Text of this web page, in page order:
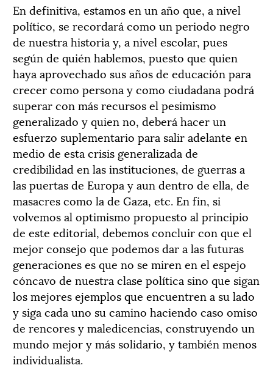
En definitiva, estamos en un año que, a nivel
político, se recordará como un periodo negro
de nuestra historia y, a nivel escolar, pues
según de quién hablemos, puesto que quien
haya aprovechado sus años de educación para
crecer como persona y como ciudadana podrá
superar con más recursos el pesimismo
generalizado y quien no, deberá hacer un
esfuerzo suplementario para salir adelante en
medio de esta crisis generalizada de
credibilidad en las instituciones, de guerras a
las puertas de Europa y aun dentro de ella, de
masacres como la de Gaza, etc. En fin, si
volvemos al optimismo propuesto al principio
de este editorial, debemos concluir con que el
mejor consejo que podemos dar a las futuras
generaciones es que no se miren en el espejo
cóncavo de nuestra clase política sino que sigan
los mejores ejemplos que encuentren a su lado
y siga cada uno su camino haciendo caso omiso
de rencores y maledicencias, construyendo un
mundo mejor y más solidario, y también menos
individualista.